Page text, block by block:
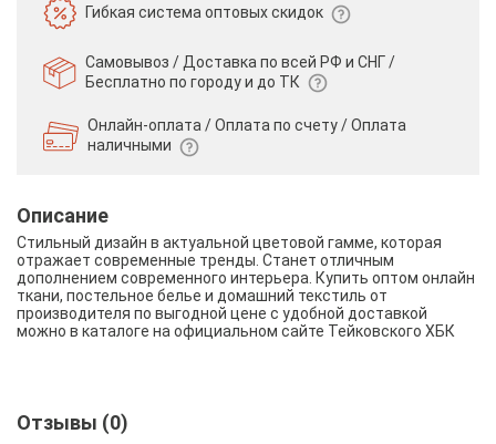
Гибкая системаоптовых скидок
Самовывоз / Доставка по всей РФ и СНГ /
Бесплатно по городу и до ТК
Онлайн-оплата / Оплата по счету /Оплата
наличными
Описание
Стильный дизайн в актуальной цветовой гамме, которая
отражает современные тренды. Станет отличным
дополнением современного интерьера. Купить оптом онлайн
ткани, постельное белье и домашний текстиль от
производителя по выгодной цене с удобной доставкой
можно в каталоге на официальном сайте Тейковского ХБК
Отзывы (0)